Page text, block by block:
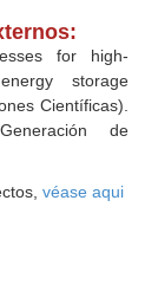
for high‐
storage
Científicas).
de
véase aqui